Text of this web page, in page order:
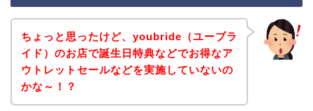
ちょっと思ったけど、youbride（ユーブラ
イド）のお店で誕生日特典などでお得なア
ウトレットセールなどを実施していないの
かな～！？